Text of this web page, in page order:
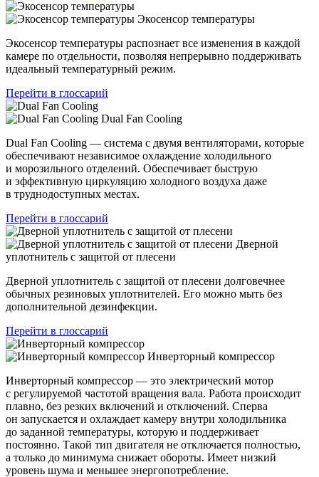
Экосенсор температуры
Экосенсор температуры распознает все изменения в каждой
камере по отдельности, позволяя непрерывно поддерживать
идеальный температурный режим.
Перейти в глоссарий
Dual Fan Cooling
Dual Fan Cooling — система с двумя вентиляторами, которые
обеспечивают независимое охлаждение холодильного
и морозильного отделений. Обеспечивает быструю
и эффективную циркуляцию холодного воздуха даже
в труднодоступных местах.
Перейти в глоссарий
Дверной
уплотнитель с защитой от плесени
Дверной уплотнитель с защитой от плесени долговечнее
обычных резиновых уплотнителей. Его можно мыть без
дополнительной дезинфекции.
Перейти в глоссарий
Инверторный компрессор
Инверторный компрессор — это электрический мотор
с регулируемой частотой вращения вала. Работа происходит
плавно, без резких включений и отключений. Сперва
он запускается и охлаждает камеру внутри холодильника
до заданной температуры, которую и поддерживает
постоянно. Такой тип двигателя не отключается полностью,
а только до минимума снижает обороты. Имеет низкий
уровень шума и меньшее энергопотребление.